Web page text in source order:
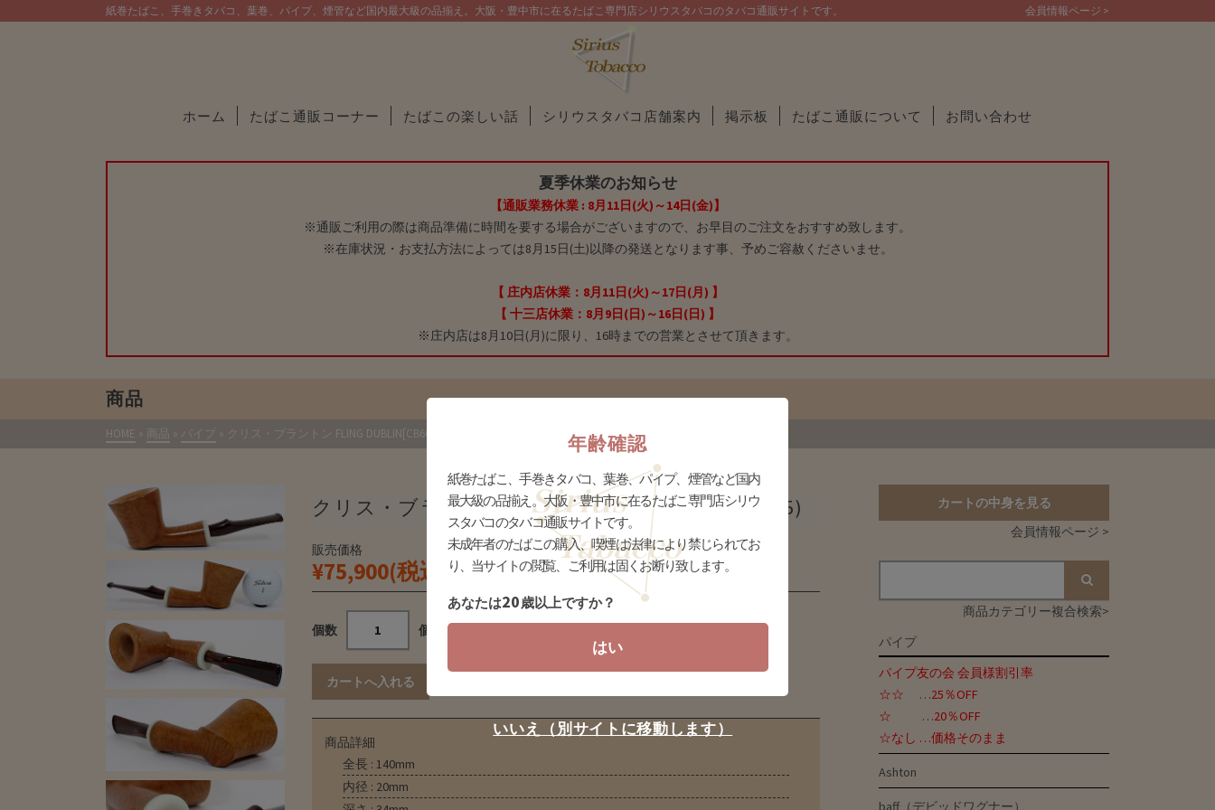
紙巻たばこ、手巻きタバコ、葉巻、パイプ、煙管など国内最大級の品揃え。大阪・豊中市に在るたばこ専門店シリウスタバコのタバコ通販サイトです。 会員情報ページ >
ホーム たばこ通販コーナー たばこの楽しい話 シリウスタバコ店舗案内 掲示板 たばこ通販について お問い合わせ
夏季休業のお知らせ
【通販業務休業 : 8月11日(火)～14日(金)】
※通販ご利用の際は商品準備に時間を要する場合がございますので、お早目のご注文をおすすめ致します。
※在庫状況・お支払方法によっては8月15日(土)以降の発送となります事、予めご容赦くださいませ。
【 庄内店休業：8月11日(火)～17日(月) 】
【 十三店休業：8月9日(日)～16日(日) 】
※庄内店は8月10日(月)に限り、16時までの営業とさせて頂きます。
商品
HOME » 商品 » パイプ » クリス・ブラントン FLING DUBLIN[CB605]
クリス・ブラントン fling dublin[cb605] (pa-cb605)
販売価格
¥75,900(税込)
個数 個
商品詳細
全長 : 140mm
内径 : 20mm
カートの中身を見る
会員情報ページ >
商品カテゴリー複合検索>
パイプ
パイプ友の会 会員様割引率
☆☆ …25％OFF
☆ …20％OFF
☆なし …価格そのまま
Ashton
baff（デビッドワグナー）
年齢確認
紙巻たばこ、手巻きタバコ、葉巻、パイプ、煙管など国内
最大級の品揃え。大阪・豊中市に在るたばこ専門店シリウ
スタバコのタバコ通販サイトです。
未成年者のたばこの購入、喫煙は法律により禁じられてお
り、当サイトの閲覧、ご利用は固くお断り致します。
あなたは20歳以上ですか？
はい
いいえ（別サイトに移動します）